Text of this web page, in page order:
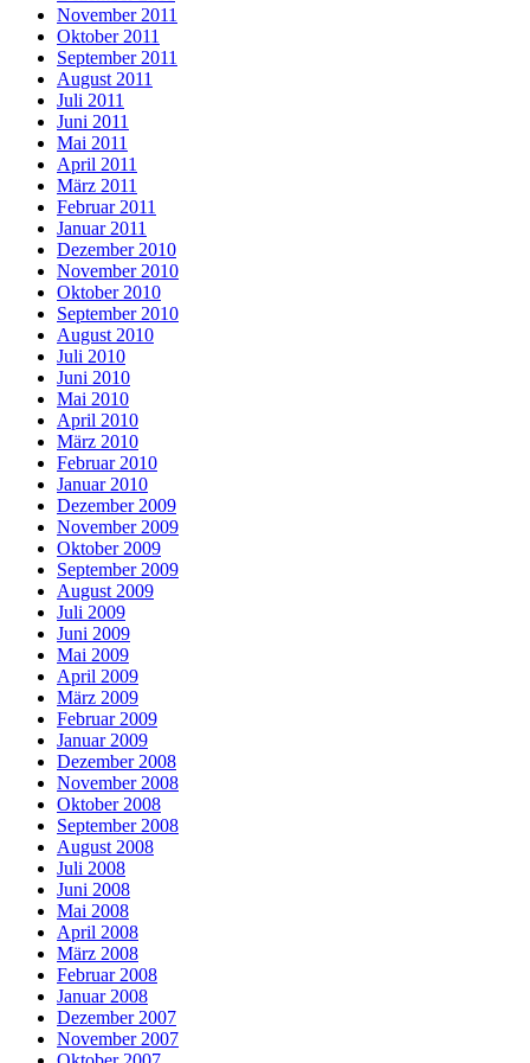
November 2011
Oktober 2011
September 2011
August 2011
Juli 2011
Juni 2011
Mai 2011
April 2011
März 2011
Februar 2011
Januar 2011
Dezember 2010
November 2010
Oktober 2010
September 2010
August 2010
Juli 2010
Juni 2010
Mai 2010
April 2010
März 2010
Februar 2010
Januar 2010
Dezember 2009
November 2009
Oktober 2009
September 2009
August 2009
Juli 2009
Juni 2009
Mai 2009
April 2009
März 2009
Februar 2009
Januar 2009
Dezember 2008
November 2008
Oktober 2008
September 2008
August 2008
Juli 2008
Juni 2008
Mai 2008
April 2008
März 2008
Februar 2008
Januar 2008
Dezember 2007
November 2007